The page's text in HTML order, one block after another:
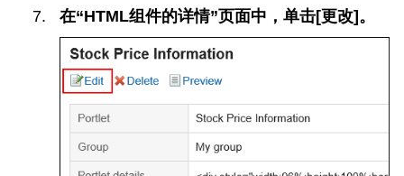
在“HTML组件的详情”页面中，单击[更改]。